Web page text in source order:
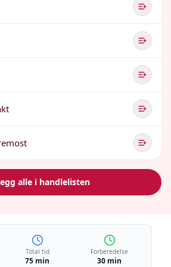
alle i handlelisten
Total tid
75 min
Forberedelse
30 min